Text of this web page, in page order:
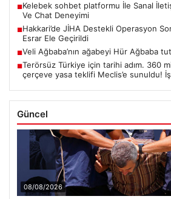
■Kelebek sohbet platformu İle Sanal
Ve Chat Deneyimi
■Hakkari’de JİHA Destekli Operasyon
Esrar Ele Geçirildi
■Veli Ağbaba’nın ağabeyi Hür Ağbaba
■Terörsüz Türkiye için tarihi adım. 360
çerçeve yasa teklifi Meclis’e sunuldu!
Güncel
08/08/2026